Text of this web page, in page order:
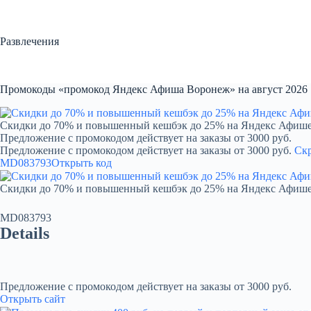
Развлечения
Промокоды «промокод Яндекс Афиша Воронеж» на август 2026
Скидки до 70% и повышенный кешбэк до 25% на Яндекс
Предложение с промокодом действует на заказы от 3000 руб.
Предложение с промокодом действует на заказы от 3000 руб.
MD083793Открыть код
Скидки до 70% и повышенный кешбэк до 25% на Яндекс
MD083793
Details
Предложение с промокодом действует на заказы от 3000 руб.
Открыть сайт